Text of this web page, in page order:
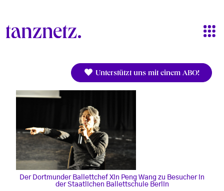
Unterstützt uns mit einem ABO!
Der Dortmunder Ballettchef Xin Peng Wang zu Besucher in
der Staatlichen Ballettschule Berlin